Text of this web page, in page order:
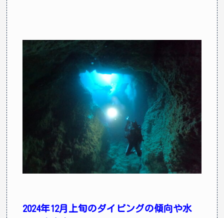
2024年12月上旬のダイビングの傾向や水